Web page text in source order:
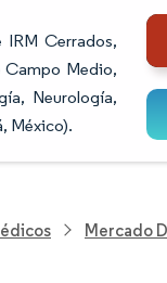
Cerrados,
Campo Medio,
Neurología,
México).
Mercado